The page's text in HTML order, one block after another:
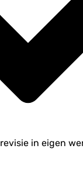
in eigen